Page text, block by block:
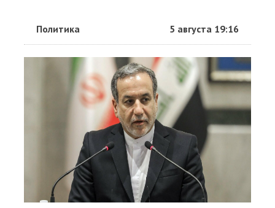
Политика 5 августа 19:16